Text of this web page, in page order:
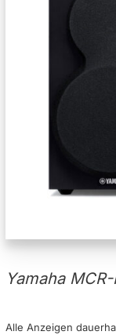
Yamaha
Alle Anzeigen